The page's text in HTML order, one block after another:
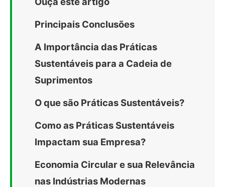
Principais Conclusões
A Importância das Práticas
Sustentáveis para a Cadeia de
Suprimentos
O que são Práticas Sustentáveis?
Como as Práticas Sustentáveis
Impactam sua Empresa?
Economia Circular e sua Relevância
nas Indústrias Modernas